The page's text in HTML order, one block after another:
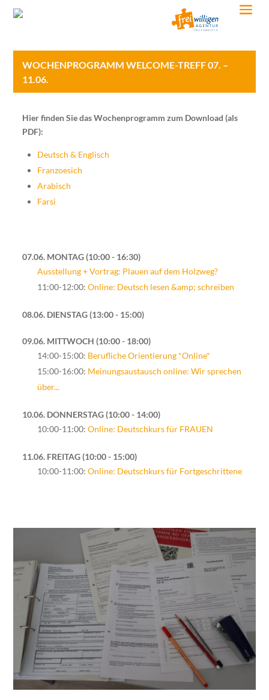
WOCHENPROGRAMM WELCOME-TREFF 07. –
11.06.
Hier finden Sie das Wochenprogramm zum Download (als
PDF):
Deutsch & Englisch
Franzoesich
Arabisch
Farsi
07.06. MONTAG 10:00 - 16:30
Ausstellung + Vortrag: Plauen auf dem Holzweg?
11:00-12:00: Online: Deutsch lesen &amp; schreiben
08.06. DIENSTAG 13:00 - 15:00
09.06. MITTWOCH 10:00 - 18:00
14:00-15:00: Berufliche Orientierung *Online*
15:00-16:00: Meinungsaustausch online: Wir sprechen
über...
10.06. DONNERSTAG 10:00 - 14:00
10:00-11:00: Online: Deutschkurs für FRAUEN
11.06. FREITAG 10:00 - 15:00
10:00-11:00: Online: Deutschkurs für Fortgeschrittene